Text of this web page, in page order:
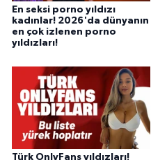
En seksi porno yıldızı
kadınlar! 2026'da dünyanın
en çok izlenen porno
yıldızları!
Türk OnlyFans yıldızları!